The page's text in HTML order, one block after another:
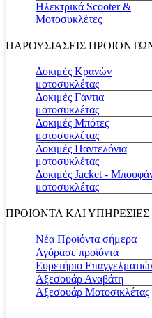
Ηλεκτρικά Scooter &
Μοτοσυκλέτες
ΠΑΡΟΥΣΙΑΣΕΙΣ
Δοκιμές Κρανών
μοτοσυκλέτας
Δοκιμές Γάντια
μοτοσυκλέτας
Δοκιμές Μπότες
μοτοσυκλέτας
Δοκιμές Παντελόνια
μοτοσυκλέτας
Δοκιμές Jacket -
μοτοσυκλέτας
ΠΡΟΙΟΝΤΑ ΚΑΙ ΥΠΗΡΕΣΙΕΣ
Νέα Προϊόντα σήμερα
Αγόρασε προϊόντα
Ευρετήριο
Αξεσουάρ Αναβάτη
Αξεσουάρ Μοτοσικλέτας